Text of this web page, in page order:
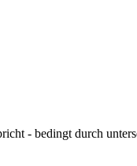
- bedingt durch